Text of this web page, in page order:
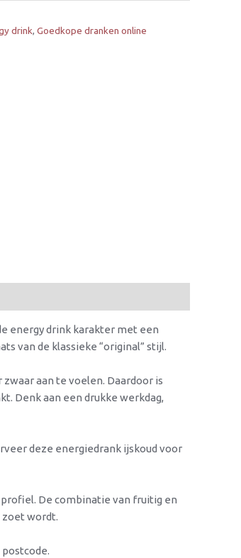
drink, Goedkope dranken online
energy drink karakter met een
van de klassieke “original” stijl.
aan te voelen. Daardoor is
Denk aan een drukke werkdag,
deze energiedrank ijskoud voor
De combinatie van fruitig en
zoet wordt.